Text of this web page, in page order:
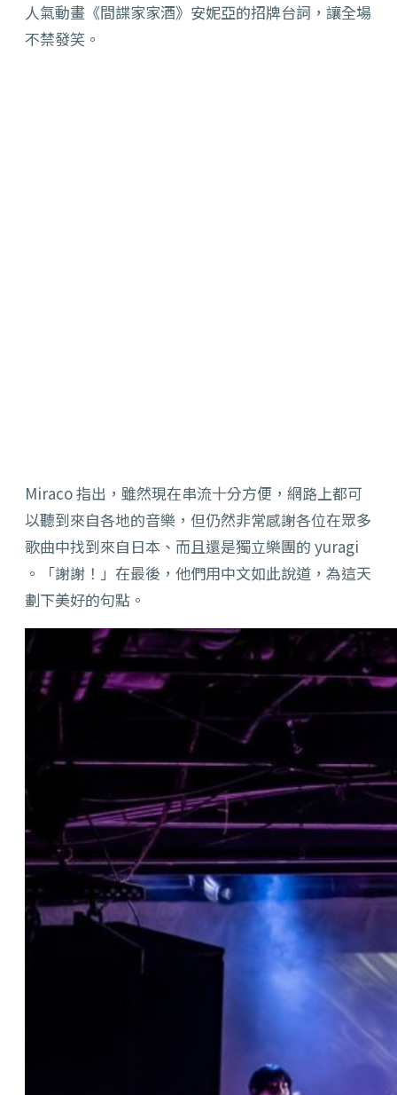
人氣動畫《間諜家家酒》安妮亞的招牌台詞，讓全場
不禁發笑。
Miraco 指出，雖然現在串流十分方便，網路上都可
以聽到來自各地的音樂，但仍然非常感謝各位在眾多
歌曲中找到來自日本、而且還是獨立樂團的 yuragi
。「謝謝！」在最後，他們用中文如此說道，為這天
劃下美好的句點。